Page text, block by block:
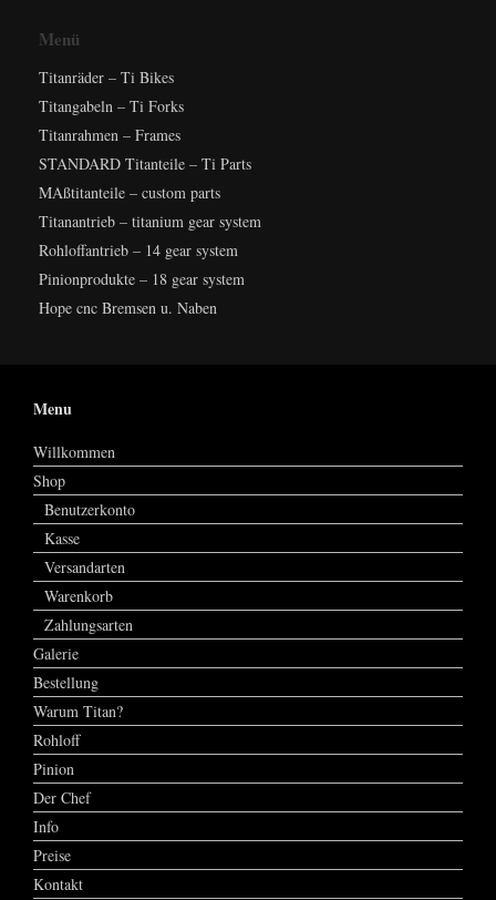
Menü
Titanräder – Ti Bikes
Titangabeln – Ti Forks
Titanrahmen – Frames
STANDARD Titanteile – Ti Parts
MAßtitanteile – custom parts
Titanantrieb – titanium gear system
Rohloffantrieb – 14 gear system
Pinionprodukte – 18 gear system
Hope cnc Bremsen u. Naben
Menu
Willkommen
Shop
Benutzerkonto
Kasse
Versandarten
Warenkorb
Zahlungsarten
Galerie
Bestellung
Warum Titan?
Rohloff
Pinion
Der Chef
Info
Preise
Kontakt